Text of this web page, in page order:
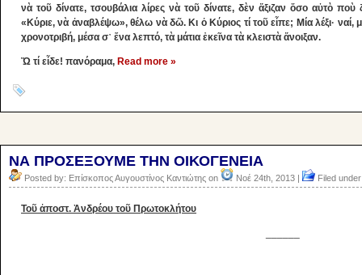
νὰ τοῦ δίνατε, τσουβάλια λίρες νὰ τοῦ δίνατε, δὲν ἄξιζαν ὅσο αὐτὸ
«Κύριε, νὰ ἀναβλέψω», θέλω νὰ δῶ. Κι ὁ Κύριος τί τοῦ εἶπε; Μία λέξι· ναί,
χρονοτριβή, μέσα σ᾿ ἕνα λεπτό, τὰ μάτια ἐκεῖνα τὰ κλειστὰ ἄνοιξαν.
Ὤ τί εἶδε! πανόραμα, Read more »
ΝΑ ΠΡΟΣΕΞΟΥΜΕ ΤΗΝ ΟΙΚΟΓΕΝΕΙΑ
Posted by: Επίσκοπος Αυγουστίνος Καντιώτης on Νοέ 24th, 2013 | Filed
Τοῦ ἀποστ. Ἀνδρέου τοῦ Πρωτοκλήτου